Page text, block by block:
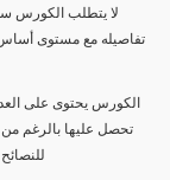
لا يتطلب الكورس
تفاصيله مع مستوى أساس
الكورس يحتوى على
تحصل عليها بالرغم